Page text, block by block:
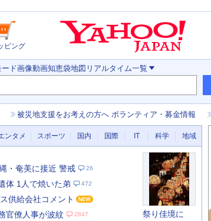
ピング
ド画像動画知恵袋地図 リアルタイム一覧
被災地支援をお考えの方へ ボランティア・募金情報
ンタメ スポーツ 国内 国際 IT 科学 地域
・奄美に接近 警戒 26
体 1人で焼いた弟 472
供給会社コメント
官僚人事が波紋
2847 祭り佳境に